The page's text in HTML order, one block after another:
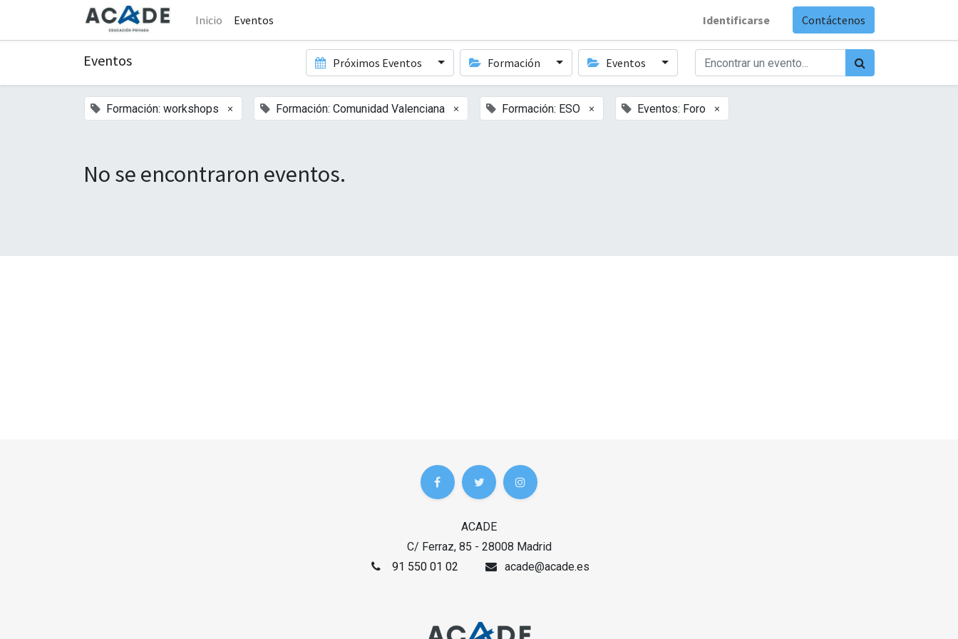
Inicio Eventos Identificarse Contáctenos
Eventos Próximos Eventos Formación Eventos
Formación: workshops × Formación: Comunidad Valenciana × Formación: ESO × Eventos: Foro ×
No se encontraron eventos.
ACADE
C/ Ferraz, 85 - 28008 Madrid
91 550 01 02
acade@acade.es